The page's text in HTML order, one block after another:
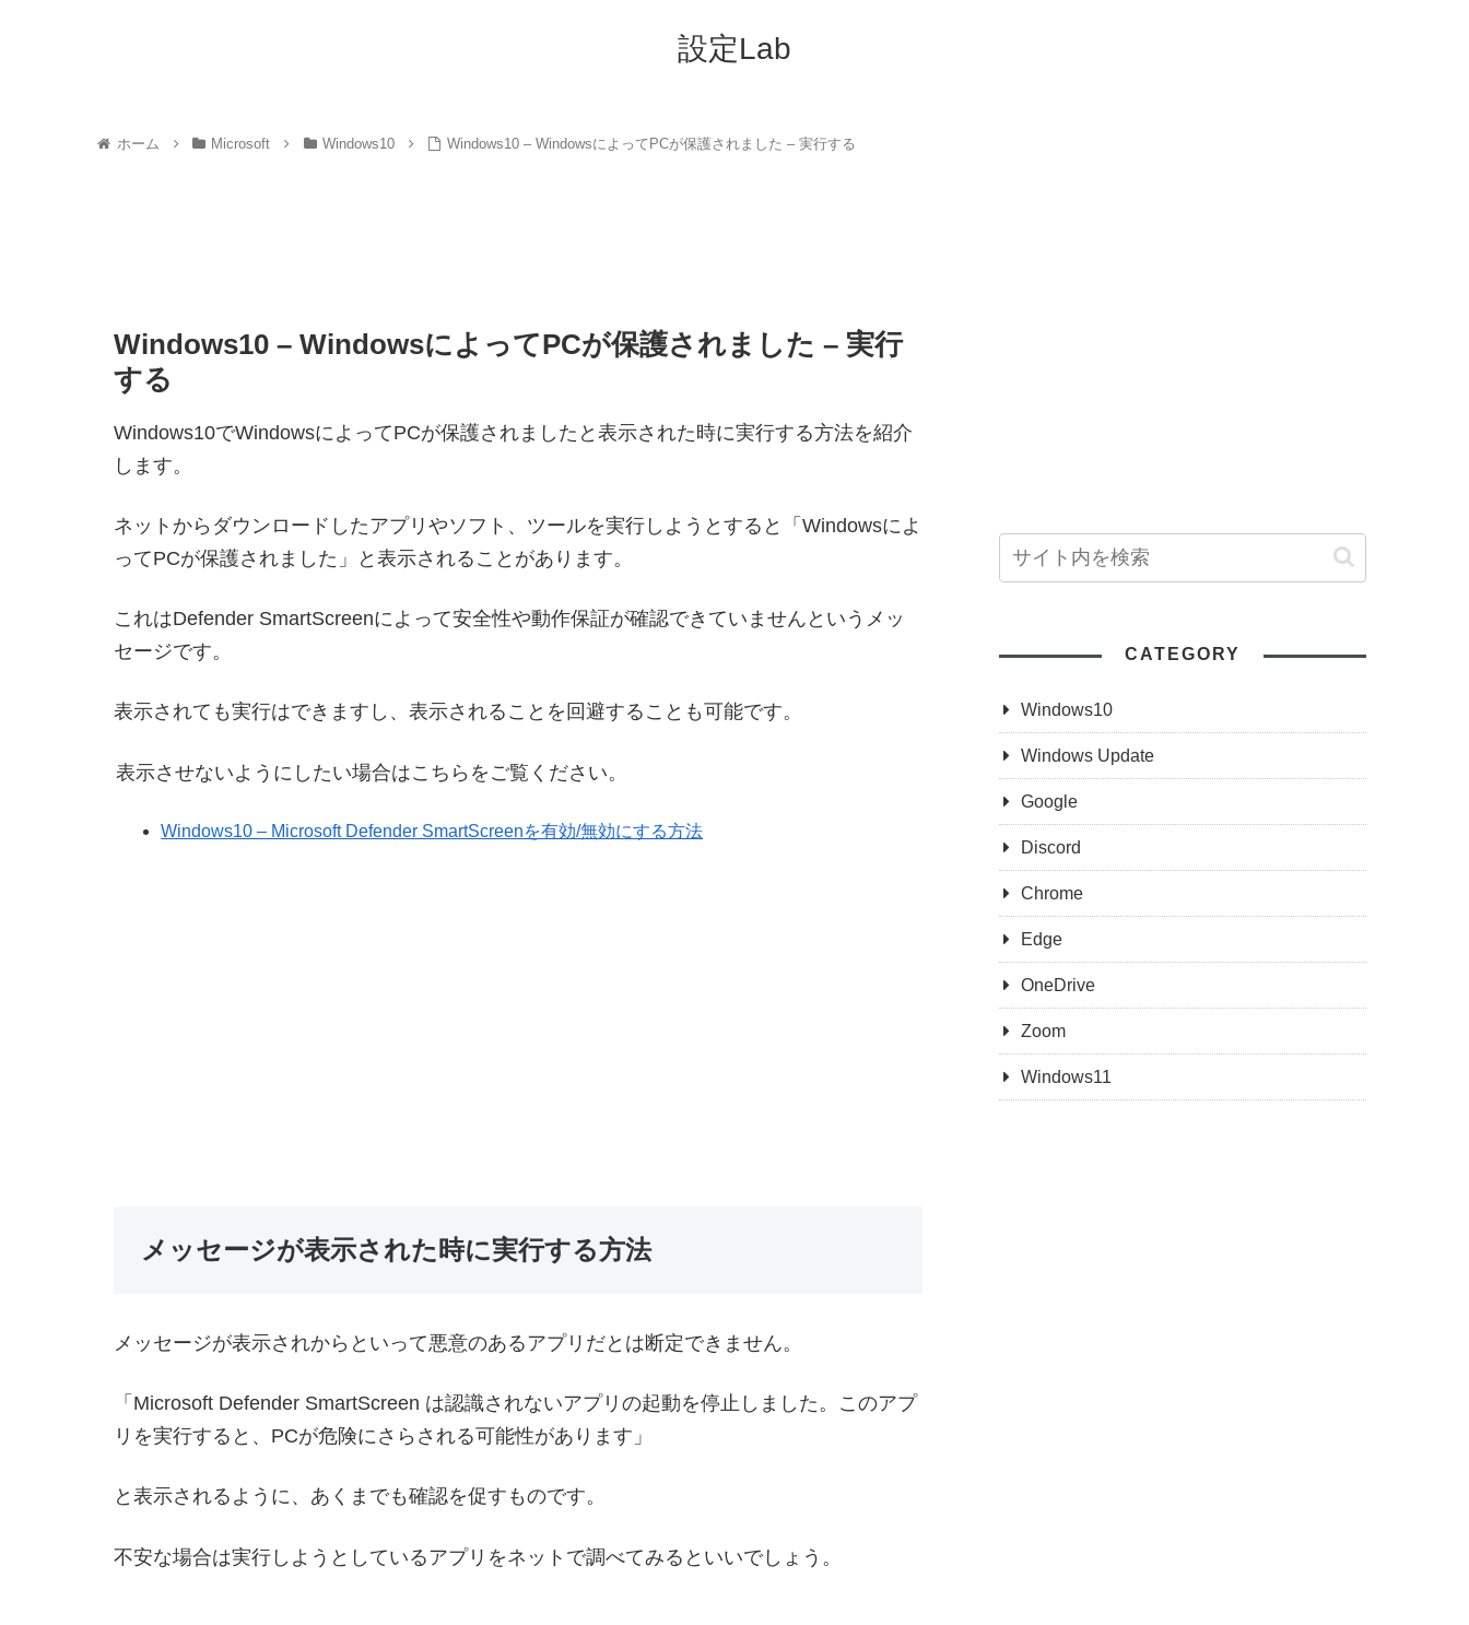
設定Lab
ホーム Microsoft Windows10 Windows10 – WindowsによってPCが保護されました – 実行する
Windows10 – WindowsによってPCが保護されました – 実行
する
Windows10でWindowsによってPCが保護されましたと表示された時に実行する方法を紹介
します。
ネットからダウンロードしたアプリやソフト、ツールを実行しようとすると「Windowsによ
ってPCが保護されました」と表示されることがあります。
これはDefender SmartScreenによって安全性や動作保証が確認できていませんというメッ
セージです。
表示されても実行はできますし、表示されることを回避することも可能です。
表示させないようにしたい場合はこちらをご覧ください。
Windows10 – Microsoft Defender SmartScreenを有効/無効にする方法
メッセージが表示された時に実行する方法
メッセージが表示されからといって悪意のあるアプリだとは断定できません。
「Microsoft Defender SmartScreen は認識されないアプリの起動を停止しました。このアプ
リを実行すると、PCが危険にさらされる可能性があります」
と表示されるように、あくまでも確認を促すものです。
不安な場合は実行しようとしているアプリをネットで調べてみるといいでしょう。
CATEGORY
Windows10
Windows Update
Google
Discord
Chrome
Edge
OneDrive
Zoom
Windows11